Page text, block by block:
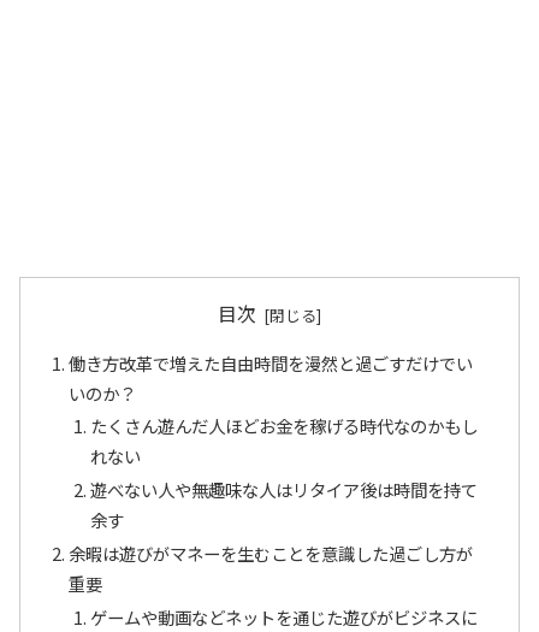
目次
働き方改革で増えた自由時間を漫然と過ごすだけでい
いのか？
たくさん遊んだ人ほどお金を稼げる時代なのかもし
れない
遊べない人や無趣味な人はリタイア後は時間を持て
余す
余暇は遊びがマネーを生むことを意識した過ごし方が
重要
ゲームや動画などネットを通じた遊びがビジネスに